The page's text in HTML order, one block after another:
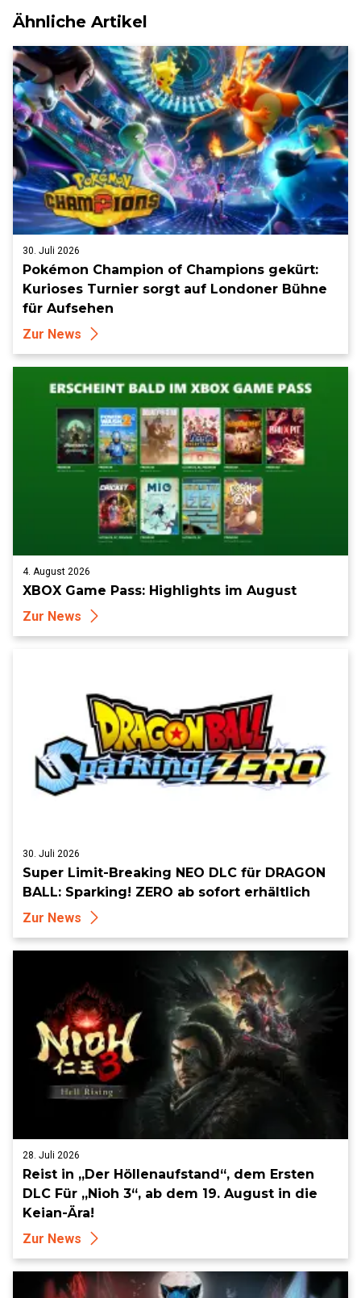
Ähnliche Artikel
30. Juli 2026
Pokémon Champion of Champions gekürt:
Kurioses Turnier sorgt auf Londoner Bühne
für Aufsehen
Zur News
4. August 2026
XBOX Game Pass: Highlights im August
Zur News
30. Juli 2026
Super Limit-Breaking NEO DLC für DRAGON
BALL: Sparking! ZERO ab sofort erhältlich
Zur News
28. Juli 2026
Reist in „Der Höllenaufstand“, dem Ersten
DLC Für „Nioh 3“, ab dem 19. August in die
Keian-Ära!
Zur News